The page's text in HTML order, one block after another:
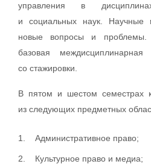
управления в
и социальных наук. Научные
новые вопросы и проблемы.
базовая междисциплинарная
со стажировки.
В пятом и шестом семестрах
из следующих предметных
Административное право;
Культурное право и медиа;